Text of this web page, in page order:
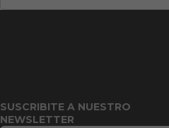
SUSCRIBITE A NUESTRO
NEWSLETTER